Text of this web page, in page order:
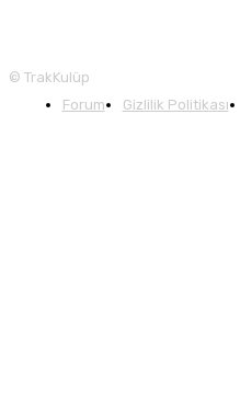
© TrakKulüp
Forum
Gizlilik Politikası